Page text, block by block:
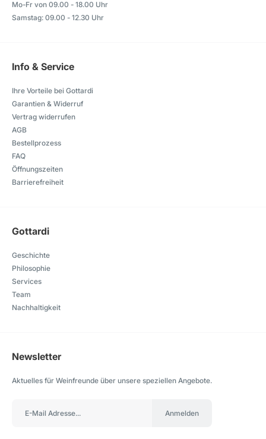
Mo-Fr von 09.00 - 18.00 Uhr
Samstag: 09.00 - 12.30 Uhr
Info & Service
Ihre Vorteile bei Gottardi
Garantien & Widerruf
Vertrag widerrufen
AGB
Bestellprozess
FAQ
Öffnungszeiten
Barrierefreiheit
Gottardi
Geschichte
Philosophie
Services
Team
Nachhaltigkeit
Newsletter
Aktuelles für Weinfreunde über unsere speziellen Angebote.
Anmelden